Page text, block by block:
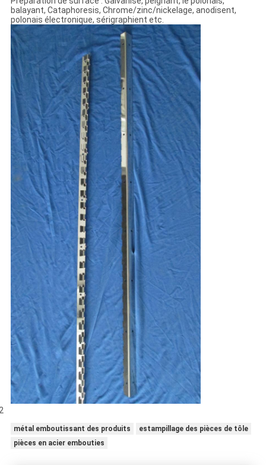
balayant, Cataphoresis, Chrome/zinc/nickelage, anodisent,
polonais électronique, sérigraphient etc.
métal emboutissant des produits
estampillage des pièces de tôle
pièces en acier embouties